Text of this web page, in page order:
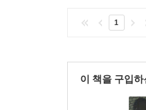
1
이 책을 구입